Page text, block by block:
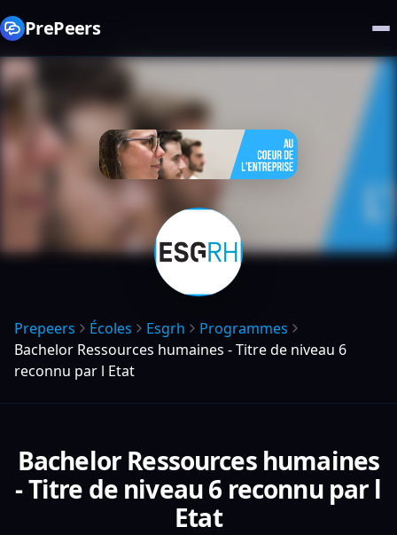
PrePeers
Prepeers Écoles Esgrh
Programmes
Bachelor Ressources humaines - Titre de niveau 6
reconnu par l Etat
Bachelor Ressources humaines
- Titre de niveau 6 reconnu par l
Etat